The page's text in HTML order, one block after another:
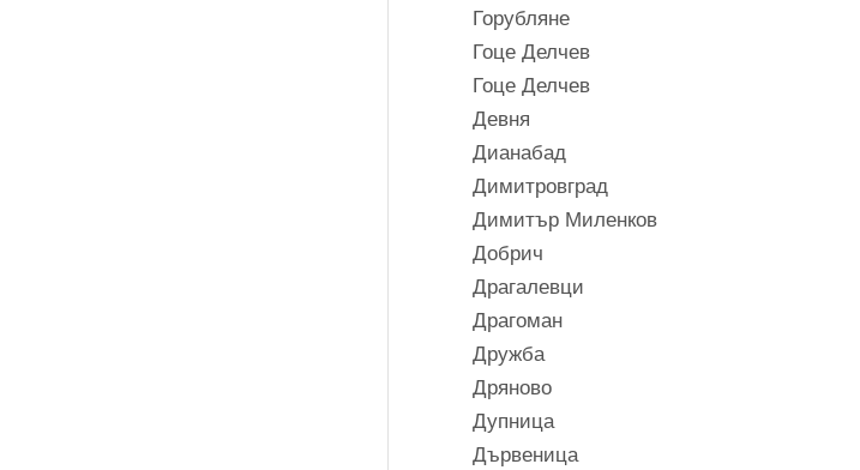
Горубляне
Гоце Делчев
Гоце Делчев
Девня
Дианабад
Димитровград
Димитър Миленков
Добрич
Драгалевци
Драгоман
Дружба
Дряново
Дупница
Дървеница